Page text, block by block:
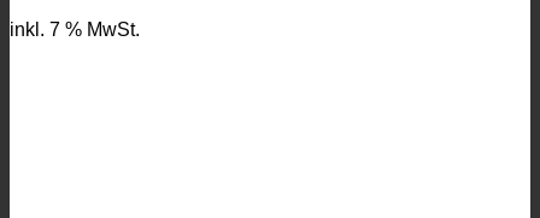
inkl. 7 % MwSt.